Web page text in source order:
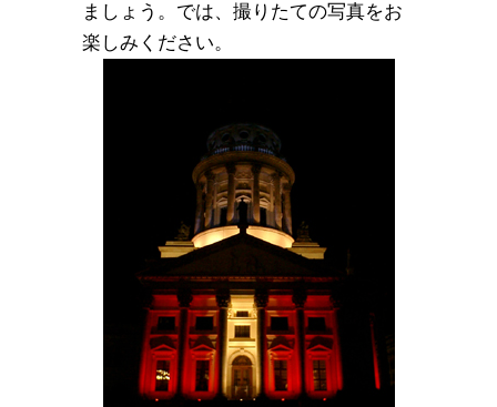
ましょう。では、撮りたての写真をお
楽しみください。